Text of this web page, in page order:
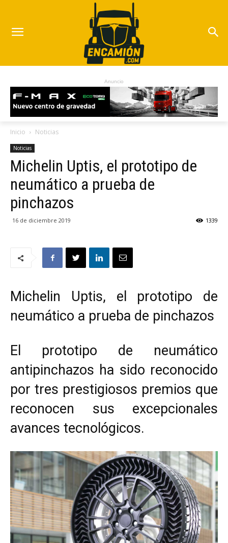
Anuncio
Inicio Noticias
Noticias
Michelin Uptis, el prototipo de
neumático a prueba de
pinchazos
16 de diciembre 2019 1339
Michelin Uptis, el prototipo de
neumático a prueba de pinchazos
El prototipo de neumático
antipinchazos ha sido reconocido
por tres prestigiosos premios que
reconocen sus excepcionales
avances tecnológicos.